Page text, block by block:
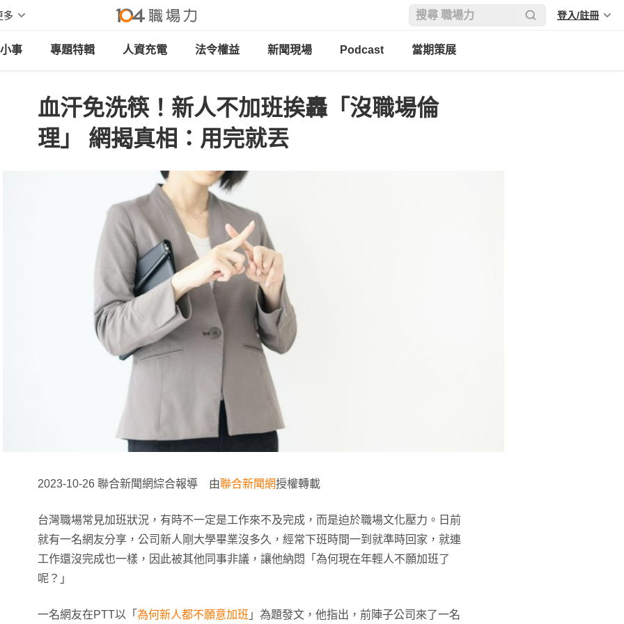
多 登入/註冊
事 專題特輯 人資充電 法令權益 新聞現場 Podcast 當期策展
血汗免洗筷！新人不加班挨轟「沒職場倫
理」 網揭真相：用完就丟
2023-10-26 聯合新聞網綜合報導 由聯合新聞網授權轉載
台灣職場常見加班狀況，有時不一定是工作來不及完成，而是迫於職場文化壓力。日前
就有一名網友分享，公司新人剛大學畢業沒多久，經常下班時間一到就準時回家，就連
工作還沒完成也一樣，因此被其他同事非議，讓他納悶「為何現在年輕人不願加班了
呢？」
一名網友在PTT以「 為何新人都不願意加班 」為題發文，他指出，前陣子公司來了一名